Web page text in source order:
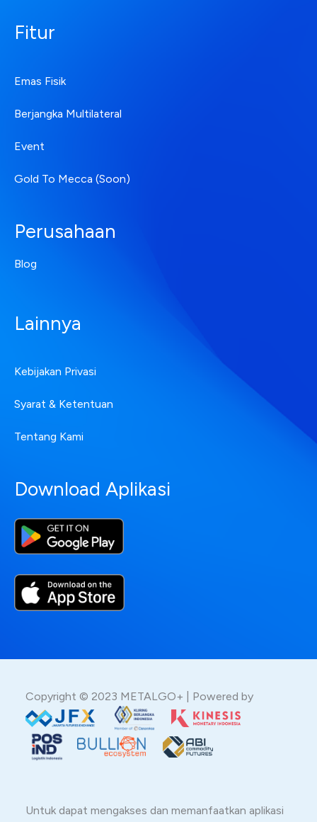
Fitur
Emas Fisik
Berjangka Multilateral
Event
Gold To Mecca (Soon)
Perusahaan
Blog
Lainnya
Kebijakan Privasi
Syarat & Ketentuan
Tentang Kami
Download Aplikasi
Copyright © 2023 METALGO+ | Powered by
Untuk dapat mengakses dan memanfaatkan aplikasi